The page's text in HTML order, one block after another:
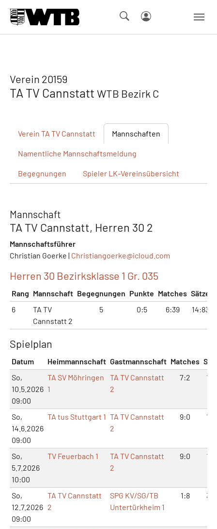
Verein 20159
TA TV Cannstatt WTB Bezirk C
Verein TA TV Cannstatt Mannschaften
Namentliche Mannschaftsmeldung
Begegnungen Spieler LK-Vereinsübersicht
Mannschaft
TA TV Cannstatt, Herren 30 2
Mannschaftsführer
Christian Goerke | Christiangoerke@icloud.com
Herren 30 Bezirksklasse 1 Gr. 035
Rang Mannschaft Begegnungen Punkte Matches Sätze
6
TA TV
Cannstatt 2
5 0:5 6:39 14:83
Spielplan
Datum Heimmannschaft Gastmannschaft Matches
So,
10.5.2026
09:00
TA SV Möhringen
1
TA TV Cannstatt
2
7:2
So,
14.6.2026
09:00
TA tus Stuttgart 1 TA TV Cannstatt
2
9:0
So,
5.7.2026
10:00
TV Feuerbach 1
TA TV Cannstatt
2
9:0
So,
12.7.2026
09:00
TA TV Cannstatt
2
SPG KV/SG/TB
Untertürkheim 1
1:8